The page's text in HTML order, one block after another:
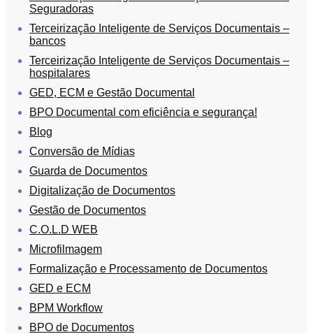
Seguradoras
Terceirização Inteligente de Serviços Documentais –
bancos
Terceirização Inteligente de Serviços Documentais –
hospitalares
GED, ECM e Gestão Documental
BPO Documental com eficiência e segurança!
Blog
Conversão de Mídias
Guarda de Documentos
Digitalização de Documentos
Gestão de Documentos
C.O.L.D WEB
Microfilmagem
Formalização e Processamento de Documentos
GED e ECM
BPM Workflow
BPO de Documentos